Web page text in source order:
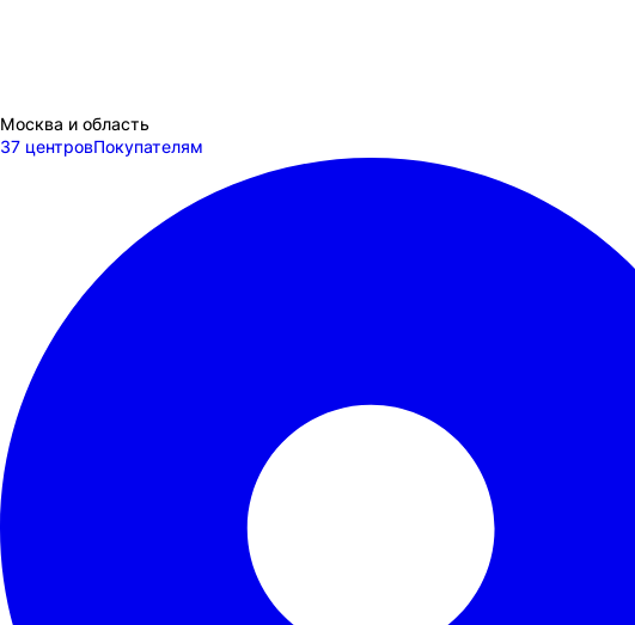
Москва и область
37 центровПокупателям